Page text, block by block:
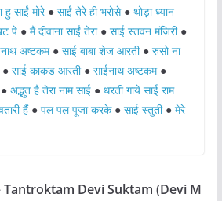
साईं मोरे● साईं तेरे ही भरोसे● थोड़ा ध्यान
पे● मैं दीवाना साईं तेरा● साई स्तवन मंजिरी●
अष्टकम● साई बाबा शेज आरती● रुसो ना
साई काकड आरती● साईनाथ अष्टकम●
अद्भुत है तेरा नाम साई● धरती गाये साई राम
हैं● पल पल पूजा करके● साई स्तुती● मेरे
– Tantroktam Devi Suktam (Devi M